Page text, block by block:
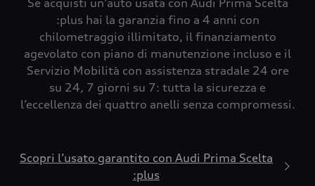
Se acquisti un’auto usata con Audi Prima Scelta
:plus hai la garanzia fino a 4 anni con
chilometraggio illimitato, il finanziamento
agevolato con piano di manutenzione incluso e il
Servizio Mobilità con assistenza stradale 24 ore
su 24, 7 giorni su 7: tutta la sicurezza e
l’eccellenza dei quattro anelli senza compromessi.
Scopri l’usato garantito con Audi Prima Scelta
:plus